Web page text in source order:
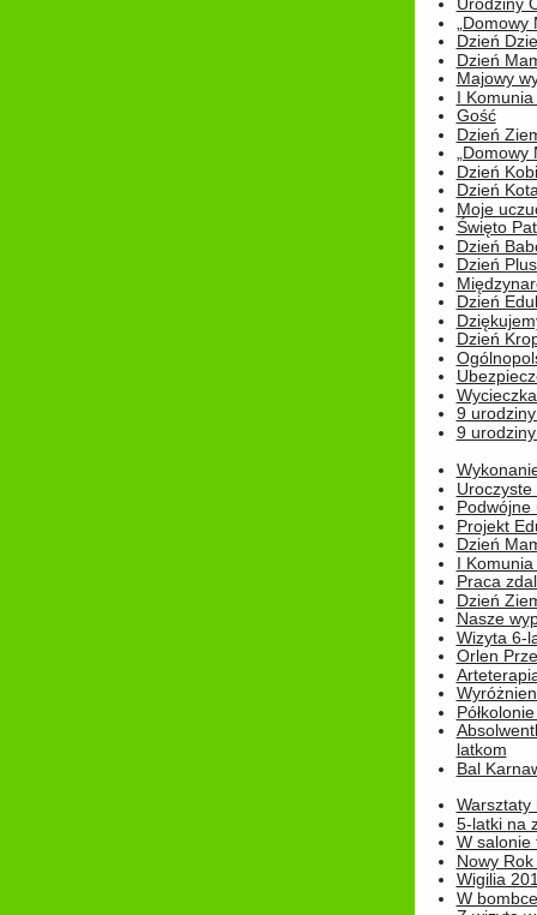
Dzień
Dzień
Majowy
I
Gość
Dzień
Dzień
Dzień
Moje
Święto
Dzień
Dzień
Dzień
Dzień
9
9
Podwójne
Projekt
Dzień
I
Praca
Dzień
Nasze
Wizyta 6-
Orlen
latkom
Bal
Warsztaty
5-latki na
W salonie
Nowy
Wigilia
W bombce